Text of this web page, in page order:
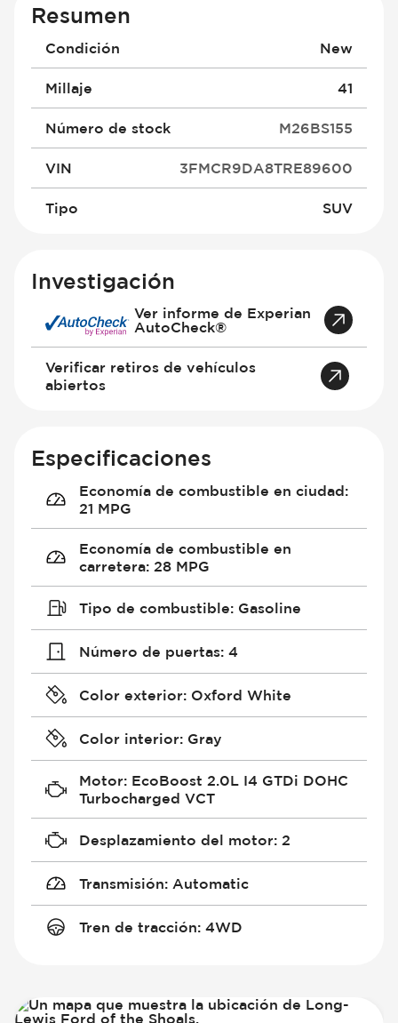
Resumen
Condición New
Millaje 41
Número de stock M26BS155
VIN 3FMCR9DA8TRE89600
Tipo SUV
Investigación
Ver informe de Experian
AutoCheck®
Verificar retiros de vehículos
abiertos
Especificaciones
Economía de combustible en ciudad:
21 MPG
Economía de combustible en
carretera: 28 MPG
Tipo de combustible: Gasoline
Número de puertas: 4
Color exterior: Oxford White
Color interior: Gray
Motor: EcoBoost 2.0L I4 GTDi DOHC
Turbocharged VCT
Desplazamiento del motor: 2
Transmisión: Automatic
Tren de tracción: 4WD